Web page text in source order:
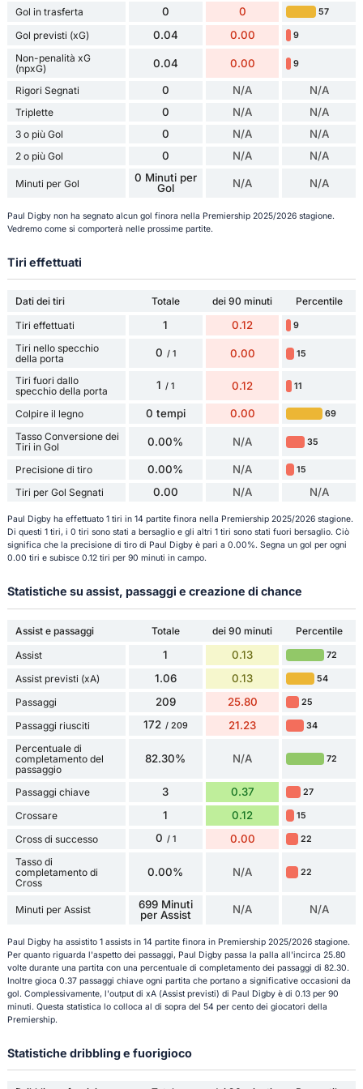
Gol in trasferta 0 0 57
Gol previsti (xG) 0.04 0.00 9
Non-penalità xG
(npxG)
0.04 0.00 9
Rigori Segnati 0 N/A N/A
Triplette 0 N/A N/A
3 o più Gol 0 N/A N/A
2 o più Gol 0 N/A N/A
Minuti per Gol
0 Minuti per
Gol
N/A N/A
Paul Digby non ha segnato alcun gol finora nella Premiership 2025/2026 stagione.
Vedremo come si comporterà nelle prossime partite.
Tiri effettuati
Dati dei tiri Totale dei 90 minuti
Percentile
Tiri effettuati
1 0.12 9
Tiri nello specchio
della porta
0 / 1 0.00 15
Tiri fuori dallo
specchio della porta
1 / 1 0.12 11
Colpire il legno 0 tempi 0.00 69
Tasso Conversione dei
Tiri in Gol
0.00% N/A 35
Precisione di tiro 0.00% N/A 15
Tiri per Gol Segnati 0.00 N/A N/A
Paul Digby ha effettuato 1 tiri in 14 partite finora nella Premiership 2025/2026 stagione.
Di questi 1 tiri, i 0 tiri sono stati a bersaglio e gli altri 1 tiri sono stati fuori bersaglio. Ciò
significa che la precisione di tiro di Paul Digby è pari a 0.00%. Segna un gol per ogni
0.00 tiri e subisce 0.12 tiri per 90 minuti in campo.
Statistiche su assist, passaggi e creazione di chance
Assist e passaggi Totale dei 90 minuti
Percentile
Assist
1 0.13 72
Assist previsti (xA) 1.06 0.13 54
Passaggi 209 25.80 25
Passaggi riusciti 172 / 209 21.23 34
Percentuale di
completamento del
passaggio
82.30% N/A 72
Passaggi chiave 3 0.37 27
Crossare 1 0.12 15
Cross di successo 0 / 1 0.00 22
Tasso di
completamento di
Cross
0.00% N/A 22
Minuti per Assist
699 Minuti
per Assist
N/A N/A
Paul Digby ha assistito 1 assists in 14 partite finora in Premiership 2025/2026 stagione.
Per quanto riguarda l'aspetto dei passaggi, Paul Digby passa la palla all'incirca 25.80
volte durante una partita con una percentuale di completamento dei passaggi di 82.30.
Inoltre gioca 0.37 passaggi chiave ogni partita che portano a significative occasioni da
gol. Complessivamente, l'output di xA (Assist previsti) di Paul Digby è di 0.13 per 90
minuti. Questa statistica lo colloca al di sopra del 54 per cento dei giocatori della
Premiership.
Statistiche dribbling e fuorigioco